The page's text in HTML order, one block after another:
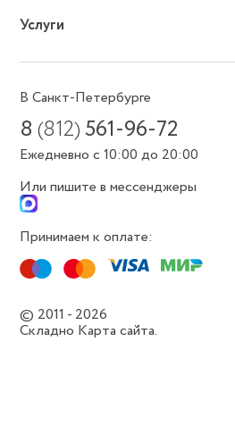
Услуги
В Санкт-Петербурге
8(812) 561-96-72
Ежедневно с 10:00 до 20:00
Или пишите в мессенджеры
Принимаем к оплате:
© 2011 - 2026
Складно Карта сайта.